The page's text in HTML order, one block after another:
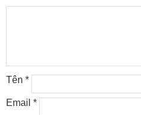
Tên *
Email *